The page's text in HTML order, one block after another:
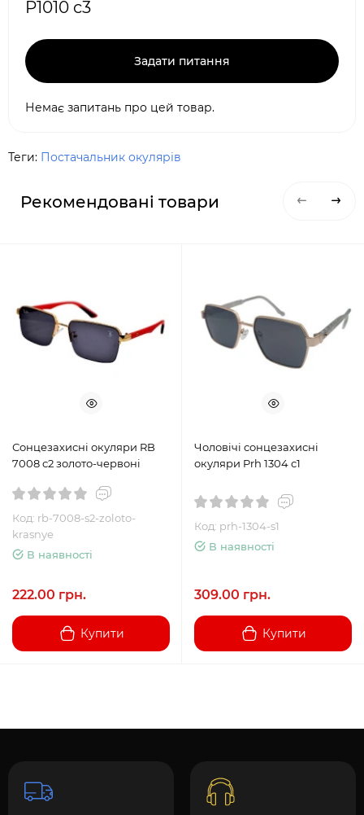
P1010 c3
Задати питання
Немає запитань про цей товар.
Теги: Постачальник окулярів
Рекомендовані товари
Сонцезахисні окуляри RB
7008 с2 золото-червоні
Код: rb-7008-s2-zoloto-
krasnye
В наявності
222.00 грн.
Купити
Чоловічі сонцезахисні
окуляри Prh 1304 с1
Код: prh-1304-s1
В наявності
309.00 грн.
Купити